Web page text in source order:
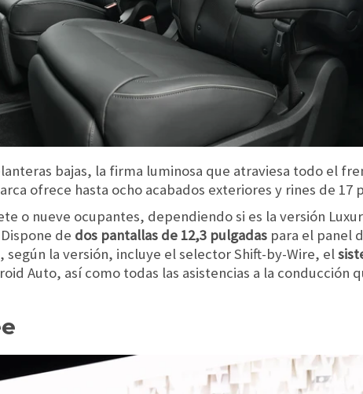
bajas, la firma luminosa que atraviesa todo el
ofrece hasta ocho acabados exteriores y rines de 17
o nueve ocupantes, dependiendo si es la versión
de dos pantallas de 12,3 pulgadas para el panel
la versión, incluye el selector Shift-by-Wire, el
Auto, así como todas las asistencias a la conducción